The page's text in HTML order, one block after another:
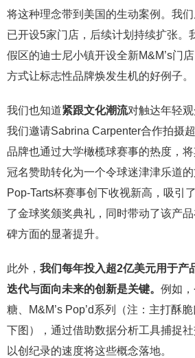
将这种理念带到美国的生动案例。我
已开设5家门店，后续计划持续扩张。
假区的迪士尼小镇开设全新M&M’s门
方式让标志性品牌焕发生机的好例子。
我们也知道紧跟文化潮流对触达年轻观
我们邀请Sabrina Carpenter合作拍摄
品牌也通过大学橄榄球赛事的热度，
冠名赞助转化为一个令球迷津津乐道
Pop-Tarts杯赛事创下收视新高，吸引
了金球奖颁奖典礼，同时带动了该产
碑方面的显著提升。
此外， 我们每年投入超2亿美元用于产
迭代与面向未来的创新是关键。 例如
糖、M&M’s Pop’d系列（注：主打酥
下图），通过借助数据分析工具捕捉
以创纪录的速度将这些概念落地。